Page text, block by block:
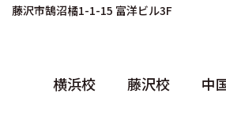
藤沢市鵠沼橘1-1-15 富洋ビル3F
横浜校 藤沢校 中